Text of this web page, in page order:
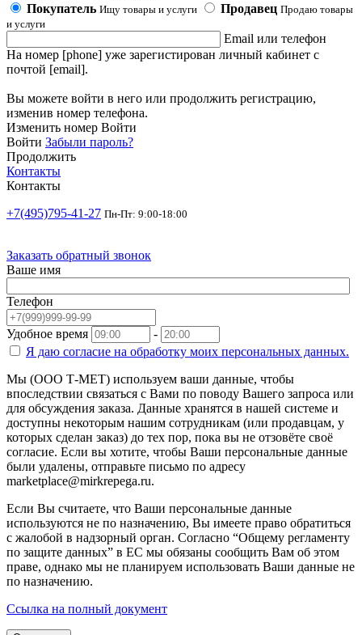
Покупатель Ищу товары и услуги Продавец Продаю товары
и услуги
Email или телефон
На номер [phone] уже зарегистирован личный кабинет с
почтой [email].
Вы можете войти в него или продолжить регистрацию,
изменив номер телефона.
Изменить номер Войти
Войти Забыли пароль?
Продолжить
Контакты
Контакты
+7(495)795-41-27 Пн-Пт: 9:00-18:00
Заказать обратный звонок
Ваше имя
Телефон
Удобное время
-
Я даю согласие на обработку моих персональных данных.
Мы (ООО Т-МЕТ) используем ваши данные, чтобы
впоследствии связаться с Вами по поводу Вашего запроса или
для обсуждения заказа. Данные хранятся в нашей системе и
доступны некоторым нашим сотрудникам (или продавцам, у
которых сделан заказ) до тех пор, пока вы не отзовёте своё
согласие. Если вы хотите, чтобы Ваши персональные данные
были удалены, отправьте письмо по адресу
marketplace@mirkrepega.ru.
Если Вы считаете, что Ваши персональные данные
используются не по назначению, Вы имеете право обратиться
с жалобой в надзорный орган. Согласно “Общему регламенту
по защите данных” в ЕС мы обязаны сообщить Вам об этом
праве, однако мы не планируем использовать Ваши данные не
по назначению.
Ссылка на полный документ